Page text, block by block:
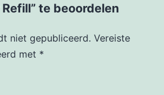
te beoordelen
niet gepubliceerd. Vereiste
met *